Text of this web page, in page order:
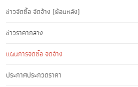
ข่าวจัดซื้อ จัดจ้าง (ย้อนหลัง)
ข่าวราคากลาง
แผนการจัดซื้อ จัดจ้าง
ประกาศประกวดราคา